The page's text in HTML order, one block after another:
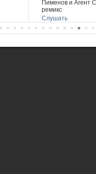
Пименов и Агент
ремикс
Слушать